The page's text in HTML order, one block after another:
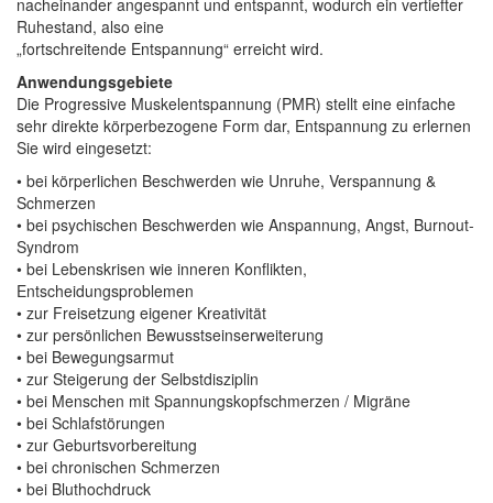
nacheinander angespannt und entspannt, wodurch ein vertiefter
Ruhestand, also eine
„fortschreitende Entspannung“ erreicht wird.
Anwendungsgebiete
Die Progressive Muskelentspannung (PMR) stellt eine einfache
sehr direkte körperbezogene Form dar, Entspannung zu erlernen
Sie wird eingesetzt:
• bei körperlichen Beschwerden wie Unruhe, Verspannung &
Schmerzen
• bei psychischen Beschwerden wie Anspannung, Angst, Burnout-
Syndrom
• bei Lebenskrisen wie inneren Konflikten,
Entscheidungsproblemen
• zur Freisetzung eigener Kreativität
• zur persönlichen Bewusstseinserweiterung
• bei Bewegungsarmut
• zur Steigerung der Selbstdisziplin
• bei Menschen mit Spannungskopfschmerzen / Migräne
• bei Schlafstörungen
• zur Geburtsvorbereitung
• bei chronischen Schmerzen
• bei Bluthochdruck